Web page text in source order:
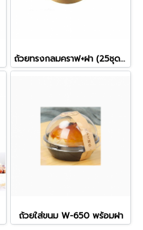
ถ้วยทรงกลมคราฟ+ฝา (25ชุด/ห่อ)
ถ้วยใส่ขนม W-650 พร้อมฝา